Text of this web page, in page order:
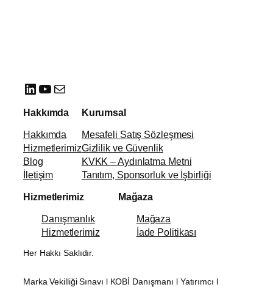
LinkedIn
YouTube
E-posta
Hakkımda
Hakkımda
Hizmetlerimiz
Blog
İletişim
Kurumsal
Mesafeli Satış Sözleşmesi
Gizlilik ve Güvenlik
KVKK – Aydınlatma Metni
Tanıtım, Sponsorluk ve İşbirliği
Hizmetlerimiz
Danışmanlık
Hizmetlerimiz
Mağaza
Mağaza
İade Politikası
Her Hakkı Saklıdır.
Marka Vekilliği Sınavı l KOBİ Danışmanı l Yatırımcı l